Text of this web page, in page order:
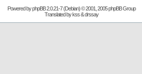
Powered byphpBB2.0.21-7 (Debian) © 2001, 2005 phpBB Group
Translated by kss & drssay